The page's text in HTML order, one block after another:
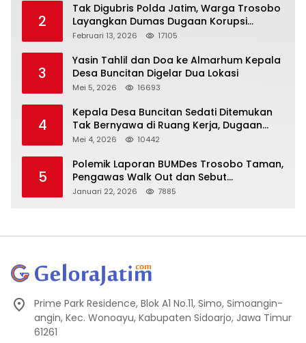
2
Tak Digubris Polda Jatim, Warga Trosobo
Layangkan Dumas Dugaan Korupsi
Oknum DPRD Sidoarjo ke Kapolri
Februari 13, 2026 17105
3
Yasin Tahlil dan Doa ke Almarhum Kepala
Desa Buncitan Digelar Dua Lokasi
Mei 5, 2026 16693
4
Kepala Desa Buncitan Sedati Ditemukan
Tak Bernyawa di Ruang Kerja, Dugaan
Bunuh Diri Menguat
Mei 4, 2026 10442
5
Polemik Laporan BUMDes Trosobo Taman,
Pengawas Walk Out dan Sebut
Kejanggalan
Januari 22, 2026 7885
Prime Park Residence, Blok A1 No.11, Simo, Simoangin-
angin, Kec. Wonoayu, Kabupaten Sidoarjo, Jawa Timur
61261